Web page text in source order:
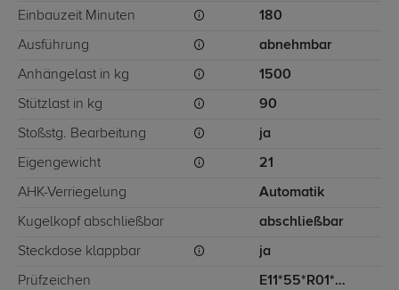
Einbauzeit Minuten 180
Ausführung abnehmbar
Anhängelast in kg 1500
Stützlast in kg 90
Stoßstg. Bearbeitung ja
Eigengewicht 21
AHK-Verriegelung Automatik
Kugelkopf abschließbar abschließbar
Steckdose klappbar ja
Prüfzeichen E11*55*R01*07*12123